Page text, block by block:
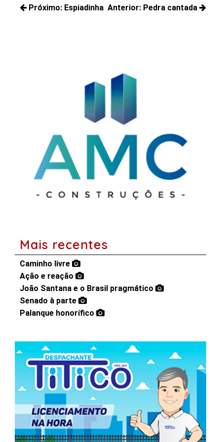
Navegação
Anterior: Pedra cantada
Próximo: Espiadinha
Mais recentes
Caminho livre
Ação e reação
João Santana e o Brasil pragmático
Senado à parte
Palanque honorífico